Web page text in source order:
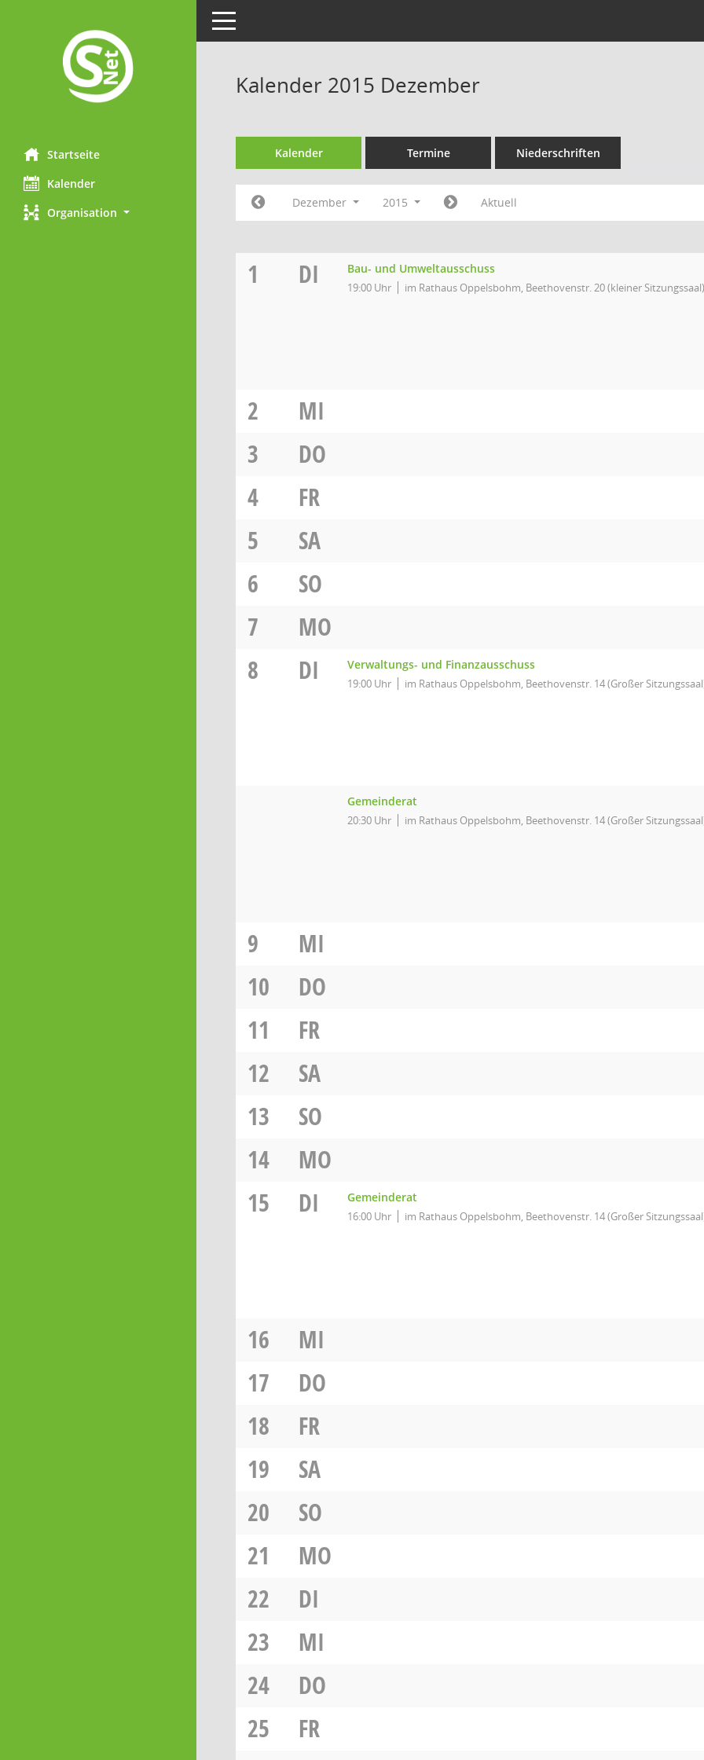
Startseite
Kalender
Organisation
Toggle navigation
Kalender 2015 Dezember
Kalender Termine Niederschriften
Dezember 2015 Aktuell
1 DI Bau- und Umweltausschuss
19:00 Uhr im Rathaus Oppelsbohm, Beethovenstr. 20 (kleiner Sitzungssaal)
2
MI
3
DO
4
FR
5
SA
6
SO
7
MO
8
DI Verwaltungs- und Finanzausschuss
19:00 Uhr im Rathaus Oppelsbohm, Beethovenstr. 14 (Großer
Gemeinderat
20:30 Uhr im Rathaus Oppelsbohm, Beethovenstr. 14 (Großer
9
MI
10
DO
11
FR
12
SA
13
SO
14
MO
15
DI Gemeinderat
16:00 Uhr im Rathaus Oppelsbohm, Beethovenstr. 14 (Großer
16
MI
17
DO
18
FR
19
SA
20
SO
21
MO
22
DI
23
MI
24
DO
25
FR